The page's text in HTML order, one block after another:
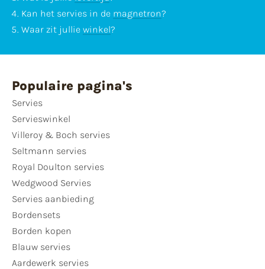
Kan het servies in de magnetron?
Waar zit jullie winkel?
Populaire pagina's
Servies
Servieswinkel
Villeroy & Boch servies
Seltmann servies
Royal Doulton servies
Wedgwood Servies
Servies aanbieding
Bordensets
Borden kopen
Blauw servies
Aardewerk servies